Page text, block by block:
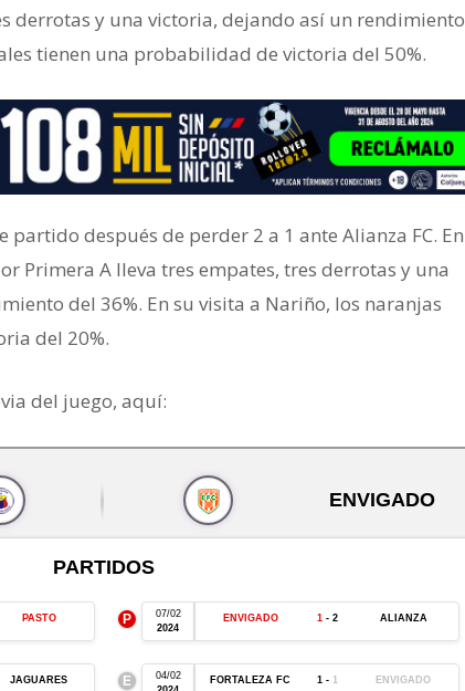
derrotas y una victoria, dejando así un rendimiento
tienen una probabilidad de victoria del 50%.
partido después de perder 2 a 1 ante Alianza FC. En
Primera A lleva tres empates, tres derrotas y una
del 36%. En su visita a Nariño, los naranjas
del 20%.
del juego, aquí: